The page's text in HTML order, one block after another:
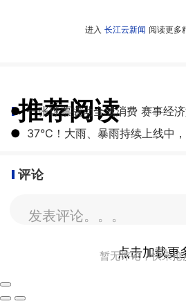
进入 长江云新闻 阅读更多
推荐阅读
● 一张球票撬动全城消费 赛事经济
●
评论
发表评论。。。
暂无评论，快来抢
点击加载更